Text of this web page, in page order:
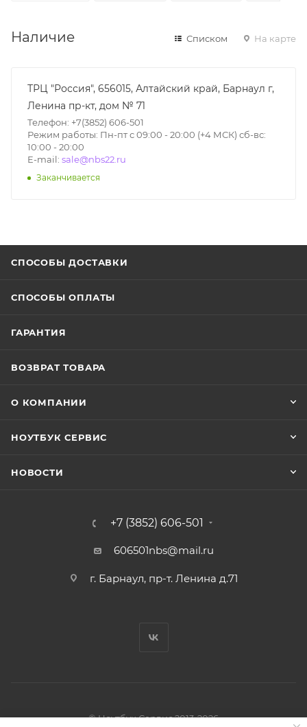
Наличие Списком На карте
ТРЦ "Россия", 656015, Алтайский край, Барнаул г,
Ленина пр-кт, дом № 71
Телефон: +7(3852) 606-501
Режим работы: Пн-пт с 09:00 - 20:00 (+4 МСК) сб-вс:
10:00 - 20:00
E-mail: sale@nbs22.ru
Заканчивается
СПОСОБЫ ДОСТАВКИ
СПОСОБЫ ОПЛАТЫ
ГАРАНТИЯ
ВОЗВРАТ ТОВАРА
О КОМПАНИИ
НОУТБУК СЕРВИС
НОВОСТИ
+7 (3852) 606-501
606501nbs@mail.ru
г. Барнаул, пр-т. Ленина д.71
© Ноутбук Сервис 2013-2026